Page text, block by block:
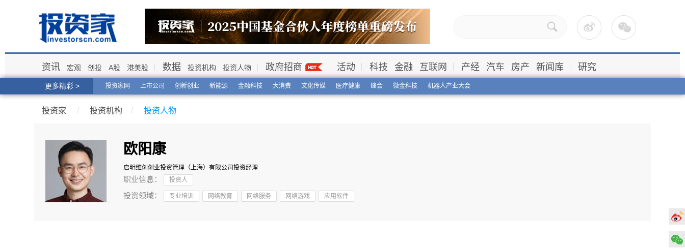
更多精彩 > 投资家网 上市公司 创新创业 新能源 金融科技 大消费 文化传媒 医疗健康 峰会 微金科技 机器人产业大会
资讯 宏观 创投 A股 港美股 数据 投资机构 投资人物 政府招商 活动 科技 金融 互联网 产经 汽车 房产 新闻库 研究
投资家 / 投资机构 / 投资人物
欧阳康
启明维创创业投资管理（上海）有限公司 投资经理
职业信息： 投资人
投资领域： 专业培训 网络教育 网络服务 网络游戏 应用软件